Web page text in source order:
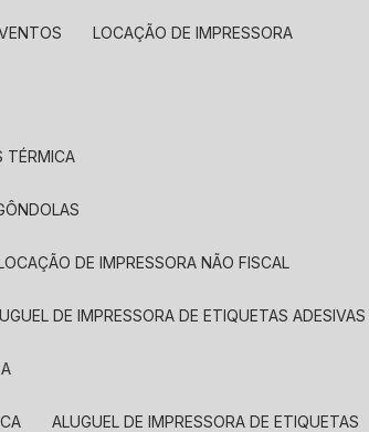
LOCAÇÃO DE IMPRESSORA
TÉRMICA
LOCAÇÃO DE IMPRESSORA NÃO FISCAL
DE IMPRESSORA DE ETIQUETAS
ALUGUEL DE IMPRESSORA DE ETIQUETAS